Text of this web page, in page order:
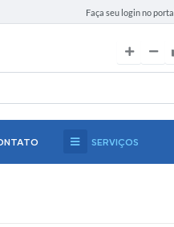
Faça seu login no portal
SERVIÇOS